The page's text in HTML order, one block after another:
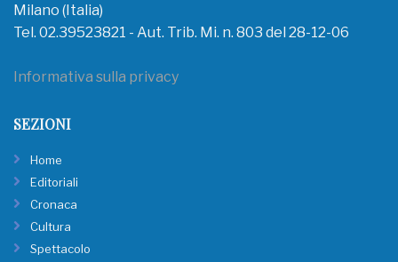
Milano (Italia)
Tel. 02.39523821 - Aut. Trib. Mi. n. 803 del 28-12-06
Informativa sulla privacy
SEZIONI
Home
Editoriali
Cronaca
Cultura
Spettacolo